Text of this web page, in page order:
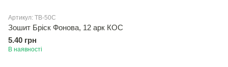
Артикул: ТВ-50C
Зошит Брiск Фонова, 12 арк КОС
5.40 грн
В наявності